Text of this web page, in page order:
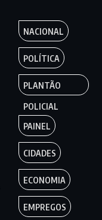
NACIONAL
POLÍTICA
PLANTÃO
POLICIAL
PAINEL
CIDADES
ECONOMIA
EMPREGOS